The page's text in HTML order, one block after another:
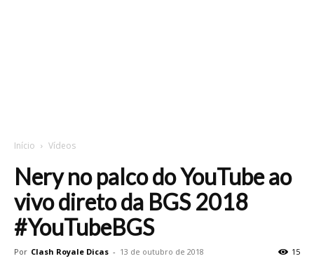
Início Vídeos
Nery no palco do YouTube ao
vivo direto da BGS 2018
#YouTubeBGS
Por Clash Royale Dicas - 13 de outubro de 2018 15